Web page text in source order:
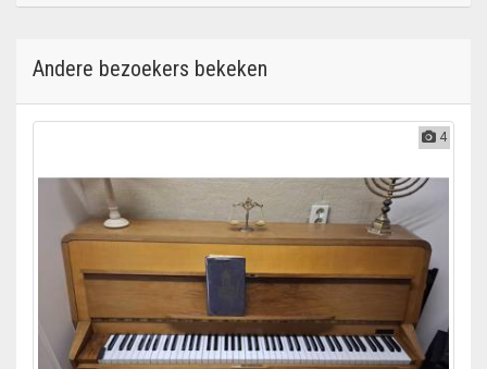
Andere bezoekers bekeken
4